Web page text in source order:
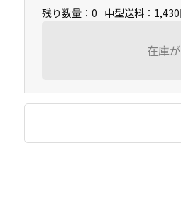
残り数量：0 中型送料：
在庫